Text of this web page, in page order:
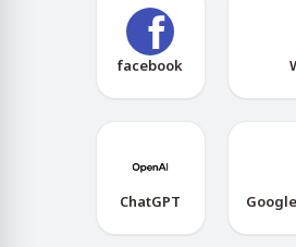
facebook
ChatGPT